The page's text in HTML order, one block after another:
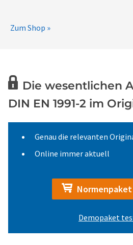
Zum Shop »
Die wesentlichen
DIN EN 1991-2 im
Genau die relevanten
Online immer aktuell
Demopaket